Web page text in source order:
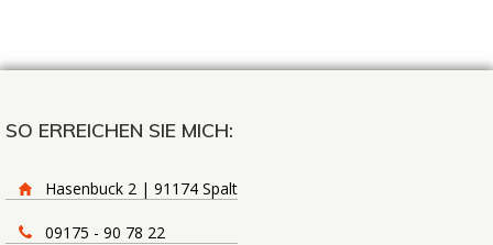
SO ERREICHEN SIE MICH:
Hasenbuck 2 | 91174 Spalt
09175 - 90 78 22